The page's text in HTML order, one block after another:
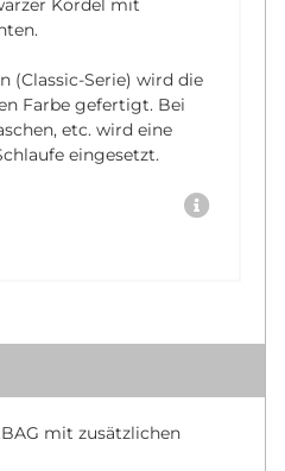
Kordel mit
(Classic-Serie) wird die
Farbe gefertigt. Bei
etc. wird eine
eingesetzt.
mit zusätzlichen